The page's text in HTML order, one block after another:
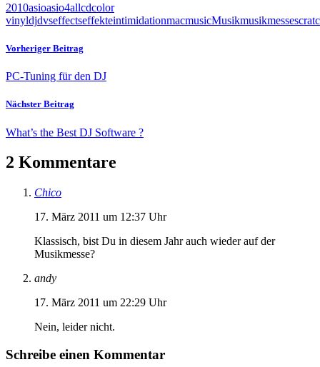
2010asioasio4allcdcolor
vinyldjdvseffectseffekteintimidationmacmusicMusikmusikmesse
Vorheriger Beitrag
PC-Tuning für den DJ
Nächster Beitrag
What’s the Best DJ Software ?
2 Kommentare
Chico
17. März 2011 um 12:37 Uhr
Klassisch, bist Du in diesem Jahr auch wieder auf der
Musikmesse?
andy
17. März 2011 um 22:29 Uhr
Nein, leider nicht.
Schreibe einen Kommentar